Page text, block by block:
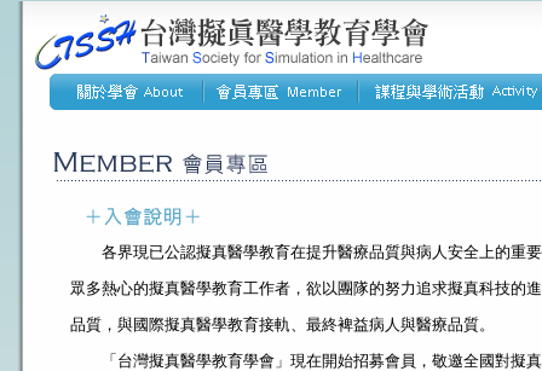
各界現已公認擬真醫學教育在提升醫療品質與病人安全上的重
眾多熱心的擬真醫學教育工作者，欲以團隊的努力追求擬真科技的
品質，與國際擬真醫學教育接軌、最終裨益病人與醫療品質。
「台灣擬真醫學教育學會」現在開始招募會員，敬邀全國對擬